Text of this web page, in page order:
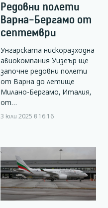
Редовни полети
Варна-Бергамо от
септември
Унгарската нискоразходна
авиокомпания Уизеър ще
започне редовни полети
от Варна до летище
Милано-Бергамо, Италия,
от…
3 юли 2025 в 16:16